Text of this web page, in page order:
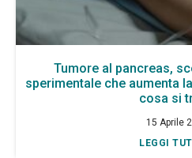
Tumore al pancreas,
sperimentale che aumenta
cosa si
15 Aprile
LEGGI